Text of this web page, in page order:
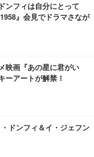
ェア (ブラック)
スクチェア 疲れない テレ
スト 30度ロッキング機
ト 90度跳ね上げ式アーム
ンガー付き 高反発クッシ
ェア (ホワイト)
デスクチェア 肘なし メ
ート付き 腰サポート ガ
キャスター付き コンパク
27インチ 液晶モニタ
VA 非光沢 HDMI/DisplayP
さ調整 スイベル VESA対
け
FHD】GRAPHT THE S
24” Essential ゲーミン
1ms FHD 量子ドット 残
ーシック) 【Amazon.co.jp
スオーヤマ ペットシーツ
入 (x 1) (ケース販売)
ーツ 超厚型 お徳用 レギ
限定】
ンフィは自分にとって
』会見でドラマさなが
映画『あの星に君がい
ーアートが解禁！
・ドンフィ＆イ・ジェフン